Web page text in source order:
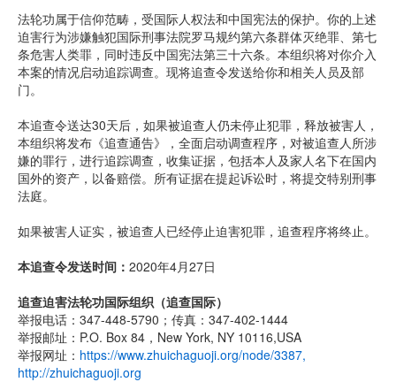
法轮功属于信仰范畴，受国际人权法和中国宪法的保护。你的上述
迫害行为涉嫌触犯国际刑事法院罗马规约第六条群体灭绝罪、第七
条危害人类罪，同时违反中国宪法第三十六条。本组织将对你介入
本案的情况启动追踪调查。现将追查令发送给你和相关人员及部
门。
本追查令送达30天后，如果被追查人仍未停止犯罪，释放被害人，
本组织将发布《追查通告》，全面启动调查程序，对被追查人所涉
嫌的罪行，进行追踪调查，收集证据，包括本人及家人名下在国内
国外的资产，以备赔偿。所有证据在提起诉讼时，将提交特别刑事
法庭。
如果被害人证实，被追查人已经停止迫害犯罪，追查程序将终止。
本追查令发送时间： 2020年4月27日
追查迫害法轮功国际组织（追查国际）
举报电话：347-448-5790；传真：347-402-1444
举报邮址：P.O. Box 84，New York, NY 10116,USA
举报网址： https://www.zhuichaguoji.org/node/3387,
http://zhuichaguoji.org